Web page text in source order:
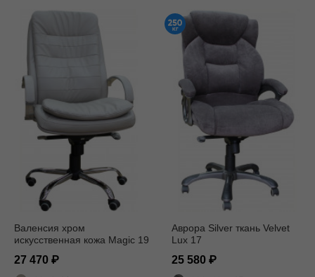
Валенсия хром
искусственная кожа Magic 19
27 470
Аврора Silver ткань Velvet
Lux 17
25 580